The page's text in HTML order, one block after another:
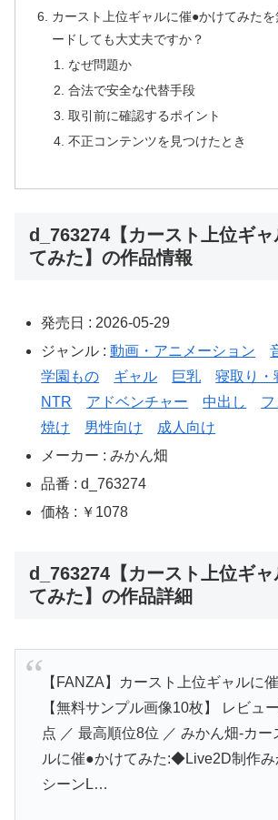
カースト上位ギャルに催●かけてみた
ードしても大丈夫ですか？
なぜ問題か
合法で安全な代替手段
取引前に確認するポイント
不正コンテンツを見つけたとき
d_763274【カースト上位ギ
てみた】の作品情報
発売日 : 2026-05-29
ジャンル :動画・アニメーション
学園もの
ギャル 巨乳
寝取り・
NTR
アドベンチャー 中出し フ
焼け
男性向け
成人向け
メーカー : みかん畑
品番 : d_763274
価格 : ￥1078
d_763274【カースト上位ギ
てみた】の作品詳細
【FANZA】カースト上位ギャルに
【無料サンプル画像10枚】 レビュ
点 ／ 最高順位8位 ／ みかん畑-カー
ルに催●かけてみた:◆Live2D制作み
シーンL…